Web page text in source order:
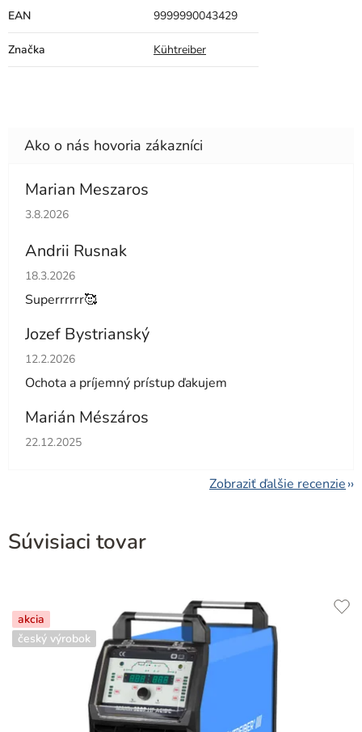
EAN 9999990043429
Značka Kühtreiber
Marian Meszaros
Hodnotenie obchodu je 5 z 5 hviezdičiek.
3.8.2026
Andrii Rusnak
Hodnotenie obchodu je 5 z 5 hviezdičiek.
18.3.2026
Superrrrrr🥰
Jozef Bystrianský
Hodnotenie obchodu je 5 z 5 hviezdičiek.
12.2.2026
Ochota a príjemný prístup ďakujem
Marián Mészáros
Hodnotenie obchodu je 5 z 5 hviezdičiek.
22.12.2025
Zobraziť ďalšie recenzie
Súvisiaci tovar
akcia
český výrobok